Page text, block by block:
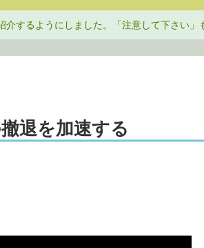
介するようにしました。「注意して下さい」
退を加速する